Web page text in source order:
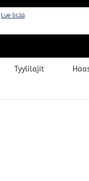
Tyylilajit
Lue lisää